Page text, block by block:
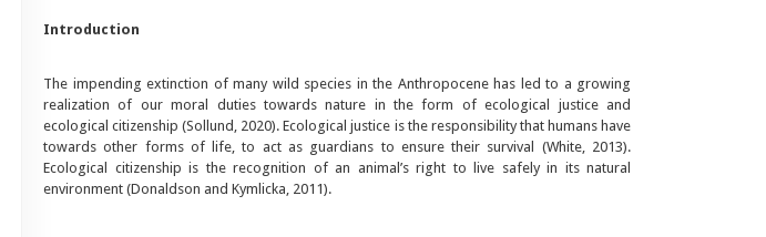
Introduction
The impending extinction of many wild species in the Anthropocene has led to a growing
realization of our moral duties towards nature in the form of ecological justice and
ecological citizenship (Sollund, 2020). Ecological justice is the responsibility that humans have
towards other forms of life, to act as guardians to ensure their survival (White, 2013).
Ecological citizenship is the recognition of an animal’s right to live safely in its natural
environment (Donaldson and Kymlicka, 2011).